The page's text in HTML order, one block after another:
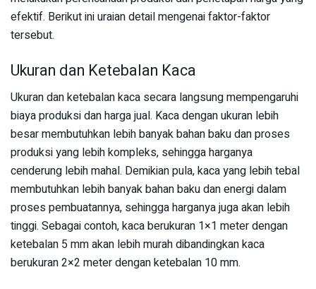
efektif. Berikut ini uraian detail mengenai faktor-faktor
tersebut.
Ukuran dan Ketebalan Kaca
Ukuran dan ketebalan kaca secara langsung mempengaruhi
biaya produksi dan harga jual. Kaca dengan ukuran lebih
besar membutuhkan lebih banyak bahan baku dan proses
produksi yang lebih kompleks, sehingga harganya
cenderung lebih mahal. Demikian pula, kaca yang lebih tebal
membutuhkan lebih banyak bahan baku dan energi dalam
proses pembuatannya, sehingga harganya juga akan lebih
tinggi. Sebagai contoh, kaca berukuran 1×1 meter dengan
ketebalan 5 mm akan lebih murah dibandingkan kaca
berukuran 2×2 meter dengan ketebalan 10 mm.